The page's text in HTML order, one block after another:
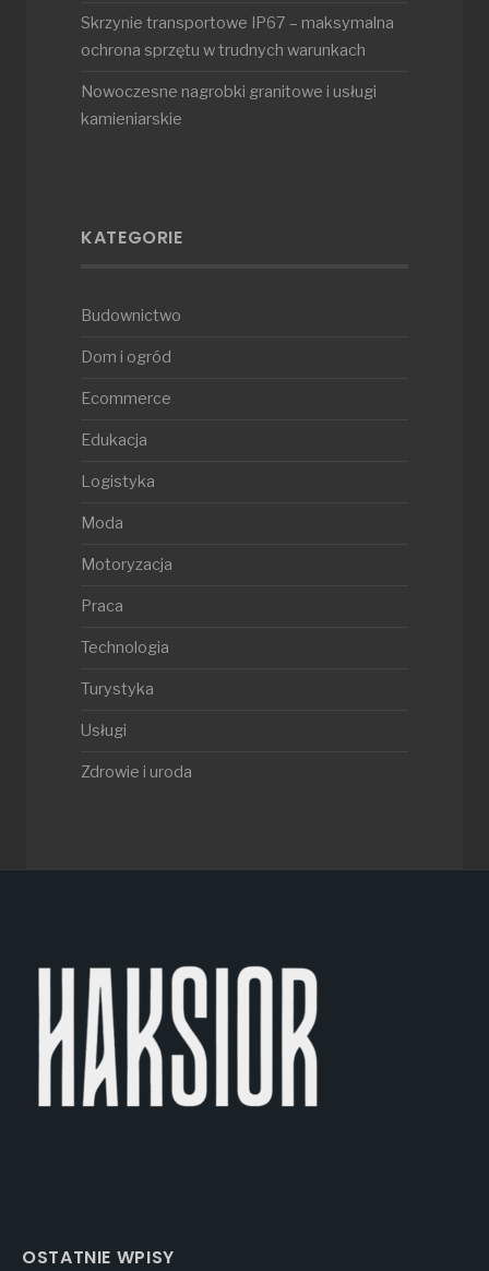
Skrzynie transportowe IP67 – maksymalna
ochrona sprzętu w trudnych warunkach
Nowoczesne nagrobki granitowe i usługi
kamieniarskie
KATEGORIE
Budownictwo
Dom i ogród
Ecommerce
Edukacja
Logistyka
Moda
Motoryzacja
Praca
Technologia
Turystyka
Usługi
Zdrowie i uroda
OSTATNIE WPISY